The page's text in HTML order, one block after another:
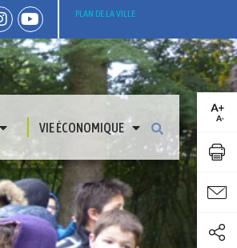
PLAN DE LA VILLE
VIE ÉCONOMIQUE